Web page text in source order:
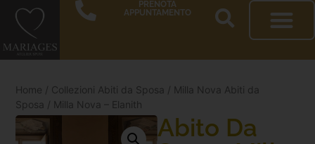
PRENOTA
APPUNTAMENTO
Home / Collezioni Abiti da Sposa / Milla Nova Abiti da
Sposa / Milla Nova – Elanith
Abito Da